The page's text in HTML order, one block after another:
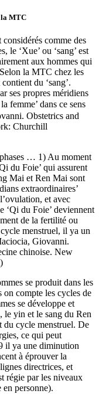
la MTC
considérés comme des
le ‘Xue’ ou ‘sang’ est
aux hommes qui
Selon la MTC chez les
du ‘sang’.
ses propres méridiens
femme’ dans ce sens
Obstetrics and
Churchill
… 1) Au moment
du Foie’ qui assurent
Mai et Ren Mai sont
extraordinaires’
et avec
‘Qi du Foie’ deviennent
de la fertilité ou
menstruel, il ya un
Giovanni.
chinoise. New
se produit dans les
on compte les cycles de
se développe et
le yin et le sang du Ren
du cycle menstruel. De
ce qui peut
il ya une diminution
à éprouver la
directrices, et
régie par les niveaux
en personne).